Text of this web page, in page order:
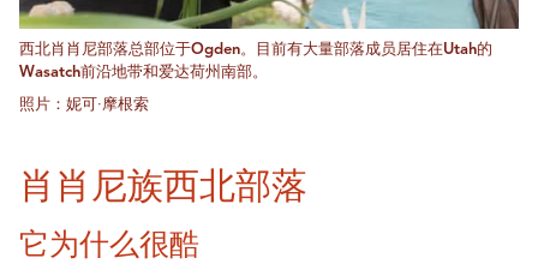
西北肖肖尼部落总部位于Ogden。目前有大量部落成员居住在Utah的
Wasatch前沿地带和爱达荷州南部。
照片：妮可·摩根索
肖肖尼族西北部落
它为什么很酷